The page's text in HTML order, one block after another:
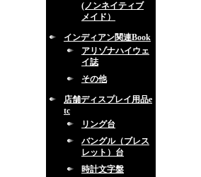
(ノンネイティブ
メイド）
インディアン関連Book
アリゾナハイウェ
イ誌
その他
店舗ディスプレイ用品e
tc
リング台
バングル（ブレス
レット）台
時計文字盤